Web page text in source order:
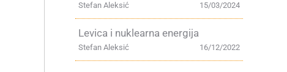
15/03/2024
Stefan Aleksić
Levica i nuklearna energija
16/12/2022
Stefan Aleksić